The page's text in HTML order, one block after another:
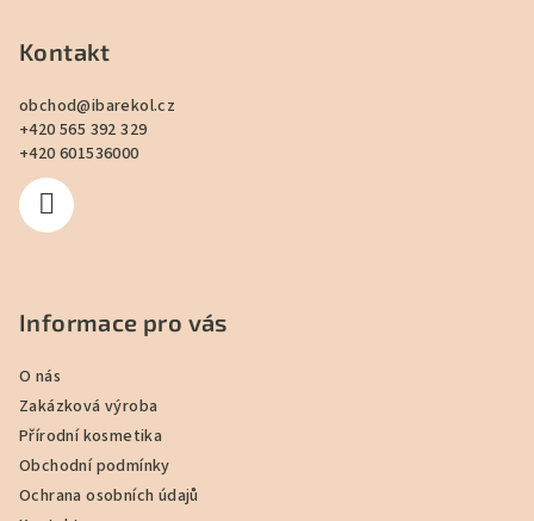
Kontakt
obchod@ibarekol.cz
+420 565 392 329
+420 601536000
Informace pro vás
O nás
Zakázková výroba
Přírodní kosmetika
Obchodní podmínky
Ochrana osobních údajů